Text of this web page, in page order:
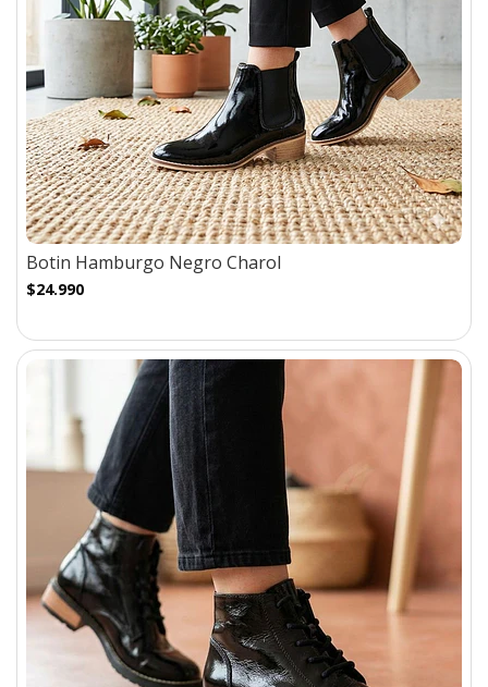
Botin Hamburgo Negro Charol
$24.990